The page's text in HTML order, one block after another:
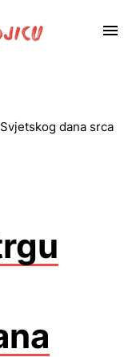
dana srca